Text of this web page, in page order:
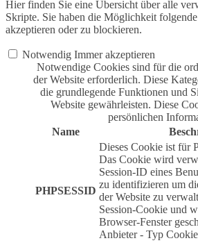
Hier finden Sie eine Übersicht über alle
Skripte. Sie haben die Möglichkeit
akzeptieren oder zu blockieren.
Notwendig Immer akzeptieren
Notwendige Cookies sind für die
der Website erforderlich. Diese
die grundlegende Funktionen und
Website gewährleisten. Diese
persönlichen
Name
PHPSESSID
Dieses Cookie ist für
Das Cookie wird
Session-ID eines
zu identifizieren um
der Website zu
Session-Cookie und
Browser-Fenster
Anbieter - Typ Cookie